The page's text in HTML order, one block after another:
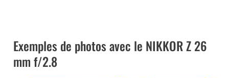
Exemples de photos avec le NIKKOR Z 26
mm f/2.8